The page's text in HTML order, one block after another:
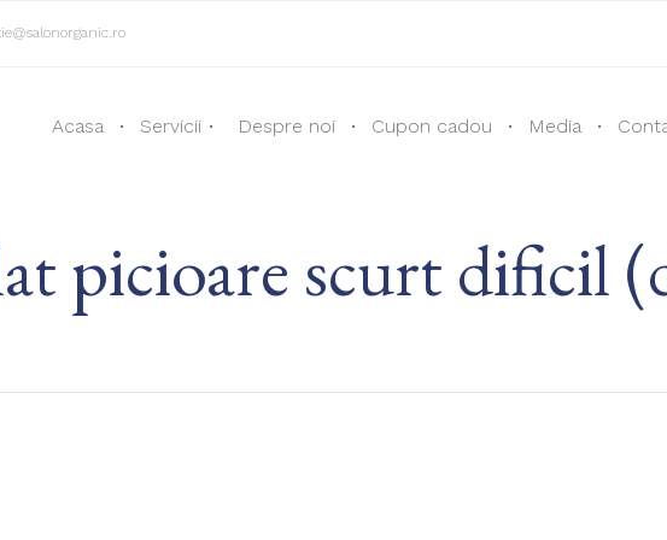
Acasa Servicii Despre noi Cupon cadou Media
picioare scurt dificil